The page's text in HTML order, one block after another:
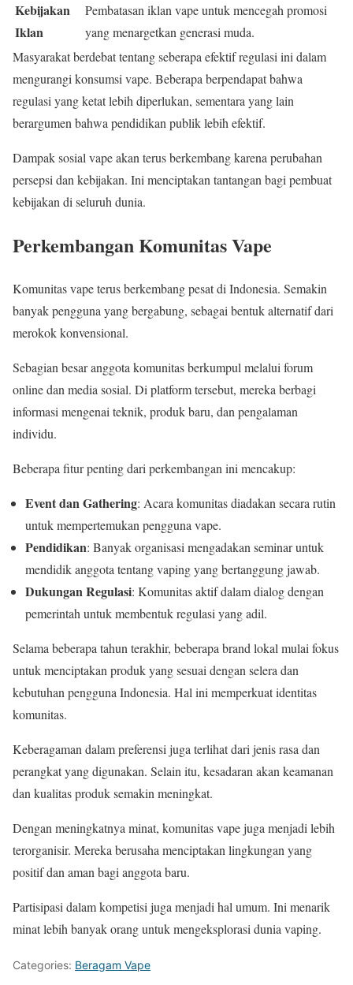
Kebijakan
Iklan
Pembatasan iklan vape untuk mencegah promosi
yang menargetkan generasi muda.
Masyarakat berdebat tentang seberapa efektif regulasi ini dalam
mengurangi konsumsi vape. Beberapa berpendapat bahwa
regulasi yang ketat lebih diperlukan, sementara yang lain
berargumen bahwa pendidikan publik lebih efektif.
Dampak sosial vape akan terus berkembang karena perubahan
persepsi dan kebijakan. Ini menciptakan tantangan bagi pembuat
kebijakan di seluruh dunia.
Perkembangan Komunitas Vape
Komunitas vape terus berkembang pesat di Indonesia. Semakin
banyak pengguna yang bergabung, sebagai bentuk alternatif dari
merokok konvensional.
Sebagian besar anggota komunitas berkumpul melalui forum
online dan media sosial. Di platform tersebut, mereka berbagi
informasi mengenai teknik, produk baru, dan pengalaman
individu.
Beberapa fitur penting dari perkembangan ini mencakup:
Event dan Gathering: Acara komunitas diadakan secara rutin
untuk mempertemukan pengguna vape.
Pendidikan: Banyak organisasi mengadakan seminar untuk
mendidik anggota tentang vaping yang bertanggung jawab.
Dukungan Regulasi: Komunitas aktif dalam dialog dengan
pemerintah untuk membentuk regulasi yang adil.
Selama beberapa tahun terakhir, beberapa brand lokal mulai fokus
untuk menciptakan produk yang sesuai dengan selera dan
kebutuhan pengguna Indonesia. Hal ini memperkuat identitas
komunitas.
Keberagaman dalam preferensi juga terlihat dari jenis rasa dan
perangkat yang digunakan. Selain itu, kesadaran akan keamanan
dan kualitas produk semakin meningkat.
Dengan meningkatnya minat, komunitas vape juga menjadi lebih
terorganisir. Mereka berusaha menciptakan lingkungan yang
positif dan aman bagi anggota baru.
Partisipasi dalam kompetisi juga menjadi hal umum. Ini menarik
minat lebih banyak orang untuk mengeksplorasi dunia vaping.
Categories: Beragam Vape